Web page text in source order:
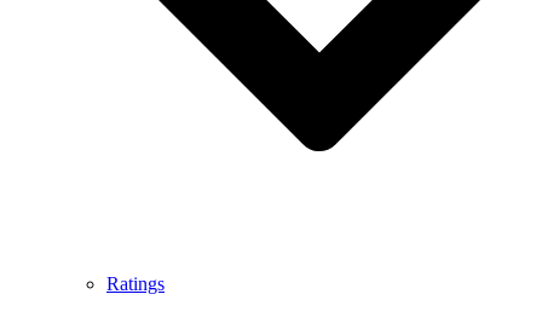
Ratings